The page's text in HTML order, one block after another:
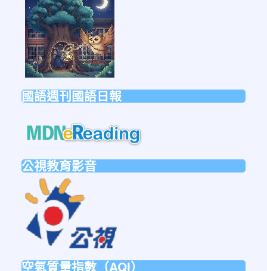
https://forms.gle/sb6qss7apF2uRjVc7
國語週刊國語日報
公視教育影音
空氣質量指數（AQI）